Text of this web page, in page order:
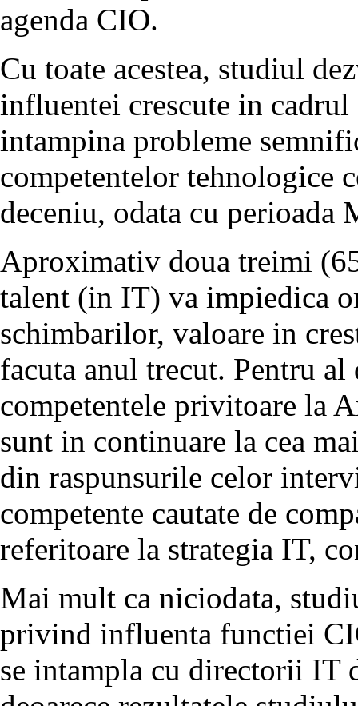
agenda CIO.
Cu toate acestea, studiul
influentei crescute in
intampina probleme
competentelor tehnologice
deceniu, odata cu perioada
Aproximativ doua treimi
talent (in IT) va impiedica
schimbarilor, valoare in
facuta anul trecut. Pentru
competentele privitoare la
sunt in continuare la cea
din raspunsurile celor
competente cautate de
referitoare la strategia IT,
Mai mult ca niciodata,
privind influenta functiei
se intampla cu directorii IT